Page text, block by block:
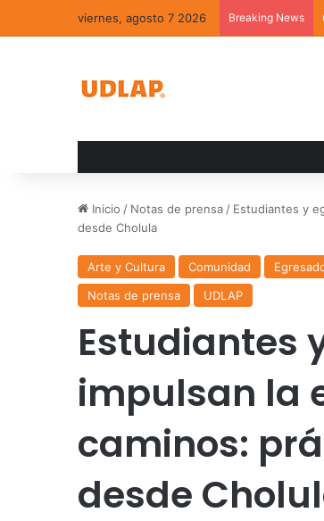
viernes, agosto 7 2026 Breaking News
Inicio / Notas de prensa / Estudiantes y
desde Cholula
Arte y Cultura Comunidad
Notas de prensa
UDLAP
Estudiantes
impulsan la
caminos:
desde